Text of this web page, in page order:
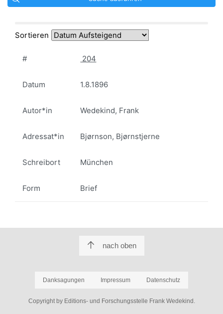
Sortieren
# 204
Datum 1.8.1896
Autor*in Wedekind, Frank
Adressat*in Bjørnson, Bjørnstjerne
Schreibort München
Form Brief
nach oben
Danksagungen Impressum Datenschutz
Copyright by Editions- und Forschungsstelle Frank Wedekind.